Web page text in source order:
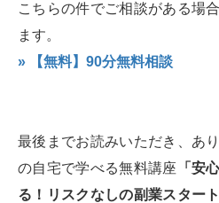
こちらの件でご相談がある場
ます。
» 【無料】90分無料相談
最後までお読みいただき、あ
の自宅で学べる無料講座 「安
る！リスクなしの副業スタート